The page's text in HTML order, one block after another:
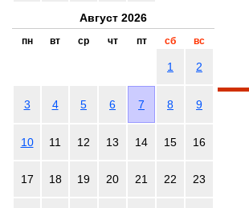
Август 2026
пн вт ср чт пт сб вс
1 2
3 4 5 6 7 8 9
10 11 12 13 14 15 16
17 18 19 20 21 22 23